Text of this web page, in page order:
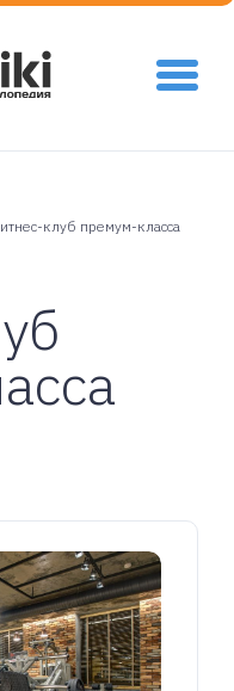
клуб премум-класса